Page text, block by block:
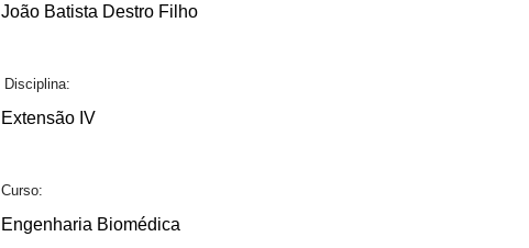
João Batista Destro Filho
Disciplina:
Extensão IV
Curso:
Engenharia Biomédica